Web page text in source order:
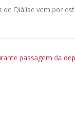
de Diálise vem por